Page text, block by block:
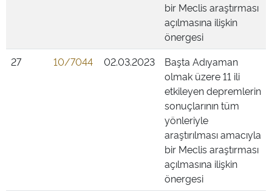
bir Meclis araştırması
açılmasına ilişkin
önergesi
27
10/7044 02.03.2023
Başta Adıyaman
olmak üzere 11 ili
etkileyen depremlerin
sonuçlarının tüm
yönleriyle
araştırılması amacıyla
bir Meclis araştırması
açılmasına ilişkin
önergesi